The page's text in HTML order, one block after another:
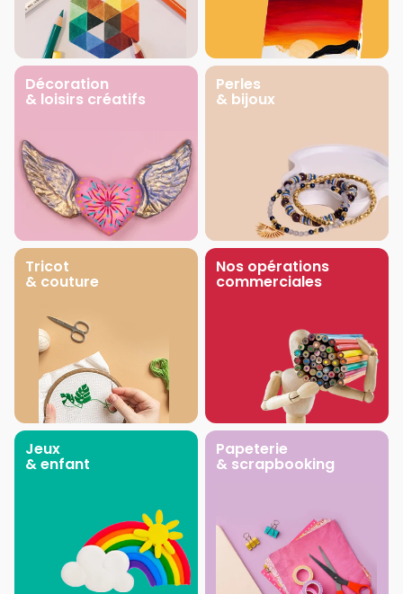
Décoration
& loisirs créatifs
Perles
& bijoux
Tricot
& couture
Nos opérations
commerciales
Jeux
& enfant
Papeterie
& scrapbooking